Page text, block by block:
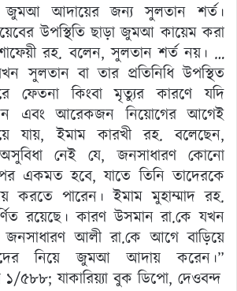
জুমআ আদায়ের জন্য সুলতান শর্ত।
উপস্থিতি ছাড়া জুমআ কায়েম করা
রহ. বলেন, সুলতান শর্ত নয়। …
সুলতান বা তার প্রতিনিধি উপস্থিত
ফেতনা কিংবা মৃত্যুর কারণে যদি
এবং আরেকজন নিয়োগের আগেই
ইমাম কারখী রহ. বলেছেন,
নেই যে, জনসাধারণ কোনো
একমত হবে, যাতে তিনি তাদেরকে
পারেন। ইমাম মুহাম্মাদ রহ.
রয়েছে। কারণ উসমান রা.কে যখন
আলী রা.কে আগে বাড়িয়ে
নিয়ে জুমআ আদায় করেন।”
১/৫৮৮; যাকারিয়্যা বুক ডিপো, দেওবন্দ